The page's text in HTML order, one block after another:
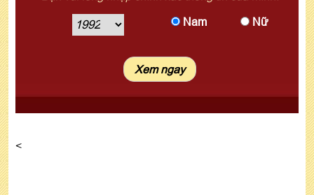
Nam Nữ
<